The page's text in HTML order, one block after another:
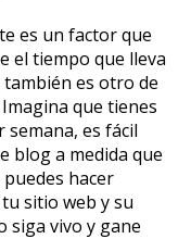
es un factor que
el tiempo que lleva
es otro de
que tienes
es fácil
blog a medida que
puedes hacer
sitio web y su
siga vivo y gane